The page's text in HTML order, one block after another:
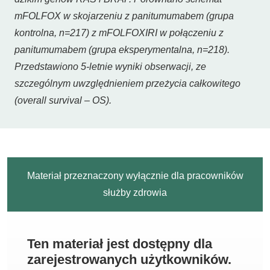
mFOLFOX w skojarzeniu z panitumumabem (grupa
kontrolna, n=217) z mFOLFOXIRI w połączeniu z
panitumumabem (grupa eksperymentalna, n=218).
Przedstawiono 5-letnie wyniki obserwacji, ze
szczególnym uwzględnieniem przeżycia całkowitego
(overall survival – OS).
Materiał przeznaczony wyłącznie dla pracowników
służby zdrowia
Ten materiał jest dostępny dla
zarejestrowanych użytkowników.